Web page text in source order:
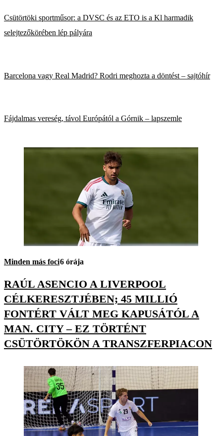
Csütörtöki sportműsor: a DVSC és az ETO is a Kl harmadik
selejtezőkörében lép pályára
Barcelona vagy Real Madrid? Rodri meghozta a döntést – sajtóhír
Fájdalmas vereség, távol Európától a Górnik – lapszemle
Minden más foci6 órája
RAÚL ASENCIO A LIVERPOOL
CÉLKERESZTJÉBEN; 45 MILLIÓ
FONTÉRT VÁLT MEG KAPUSÁTÓL A
MAN. CITY – EZ TÖRTÉNT
CSÜTÖRTÖKÖN A TRANSZFERPIACON